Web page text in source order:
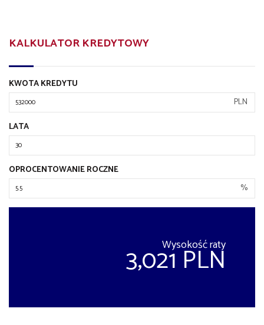
KALKULATOR KREDYTOWY
KWOTA KREDYTU
PLN
LATA
OPROCENTOWANIE ROCZNE
%
Wysokość raty
3,021 PLN